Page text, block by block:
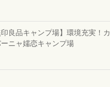
印良品キャンプ場】環境充実！カ
ーニャ嬬恋キャンプ場